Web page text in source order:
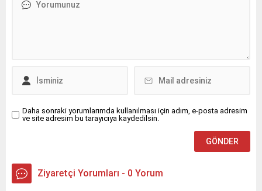
Daha sonraki yorumlarımda kullanılması için adım, e-posta adresim
ve site adresim bu tarayıcıya kaydedilsin.
Ziyaretçi Yorumları - 0 Yorum